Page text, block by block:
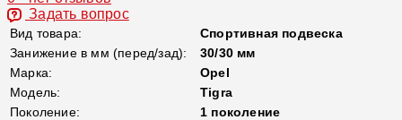
Задать вопрос
Вид товара:
Спортивная подвеска
Занижение в мм (перед/зад):
30/30 мм
Марка:
Opel
Модель:
Tigra
Поколение:
1 поколение